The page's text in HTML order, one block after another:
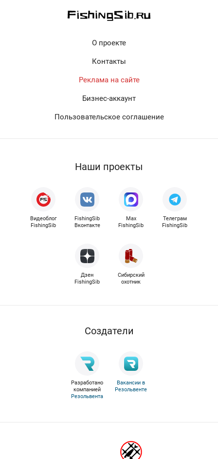
О проекте
Контакты
Реклама на сайте
Бизнес-аккаунт
Пользовательское соглашение
Наши проекты
Видеоблог
FishingSib
FishingSib
Вконтакте
Max
FishingSib
Телеграм
FishingSib
Дзен
FishingSib
Сибирский
охотник
Cоздатели
Разработано
компанией
Резольвента
Вакансии в
Резольвенте